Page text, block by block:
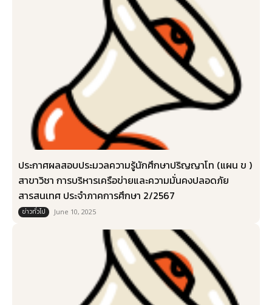
ประกาศผลสอบประมวลความรู้นักศึกษาปริญญาโท (แผน ข )
สาขาวิชา การบริหารเครือข่ายและความมั่นคงปลอดภัย
สารสนเทศ ประจำภาคการศึกษา 2/2567
ข่าวทั่วไป June 10, 2025